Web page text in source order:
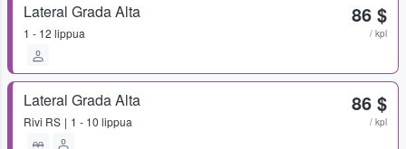
Lateral Grada Alta
1 - 12 lippua
86 $
/ kpl
Lateral Grada Alta
Rivi RS 1 - 10 lippua
86 $
/ kpl